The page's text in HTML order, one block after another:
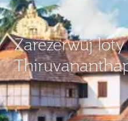
Zarezerwuj